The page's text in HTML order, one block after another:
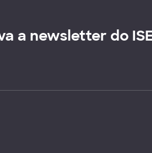
a newsletter do